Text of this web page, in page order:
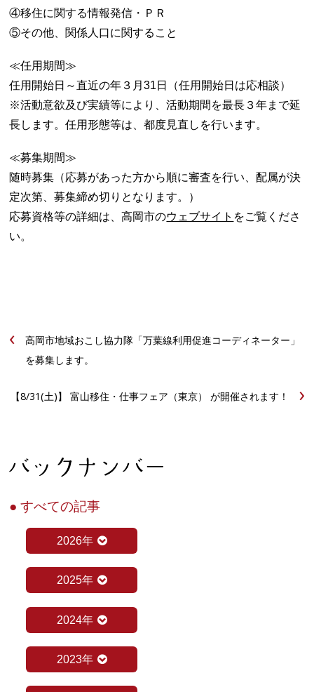
④移住に関する情報発信・ＰＲ
⑤その他、関係人口に関すること
≪任用期間≫
任用開始日～直近の年３月31日（任用開始日は応相談）
※活動意欲及び実績等により、活動期間を最長３年まで延
長します。任用形態等は、都度見直しを行います。
≪募集期間≫
随時募集（応募があった方から順に審査を行い、配属が決
定次第、募集締め切りとなります。）
応募資格等の詳細は、高岡市のウェブサイト をご覧くださ
い。
‹
高岡市地域おこし協力隊「万葉線利用促進コーディネーター」
を募集します。
›
【8/31(土)】 富山移住・仕事フェア（東京） が開催されます！
● すべての記事
2026年
2025年
2024年
2023年